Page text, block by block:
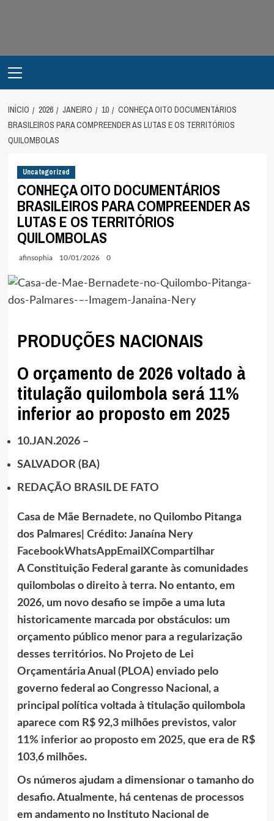
Menu
INÍCIO 2026 JANEIRO 10
CONHEÇA OITO DOCUMENTÁRIOS
BRASILEIROS PARA COMPREENDER AS LUTAS E OS TERRITÓRIOS
QUILOMBOLAS
Uncategorized
CONHEÇA OITO DOCUMENTÁRIOS
BRASILEIROS PARA COMPREENDER AS
LUTAS E OS TERRITÓRIOS
QUILOMBOLAS
afinsophia 10/01/2026 0
PRODUÇÕES NACIONAIS
O orçamento de 2026 voltado à
titulação quilombola será 11%
inferior ao proposto em 2025
10.JAN.2026 –
SALVADOR (BA)
REDAÇÃO BRASIL DE FATO
Casa de Mãe Bernadete, no Quilombo Pitanga
dos Palmares| Crédito: Janaína Nery
FacebookWhatsAppEmail XCompartilhar
A Constituição Federal garante às comunidades
quilombolas o direito à terra. No entanto, em
2026, um novo desafio se impõe a uma luta
historicamente marcada por obstáculos: um
orçamento público menor para a regularização
desses territórios. No Projeto de Lei
Orçamentária Anual (PLOA) enviado pelo
governo federal ao Congresso Nacional, a
principal política voltada à titulação quilombola
aparece com R$ 92,3 milhões previstos, valor
11% inferior ao proposto em 2025, que era de R$
103,6 milhões.
Os números ajudam a dimensionar o tamanho do
desafio. Atualmente, há centenas de processos
em andamento no Instituto Nacional de